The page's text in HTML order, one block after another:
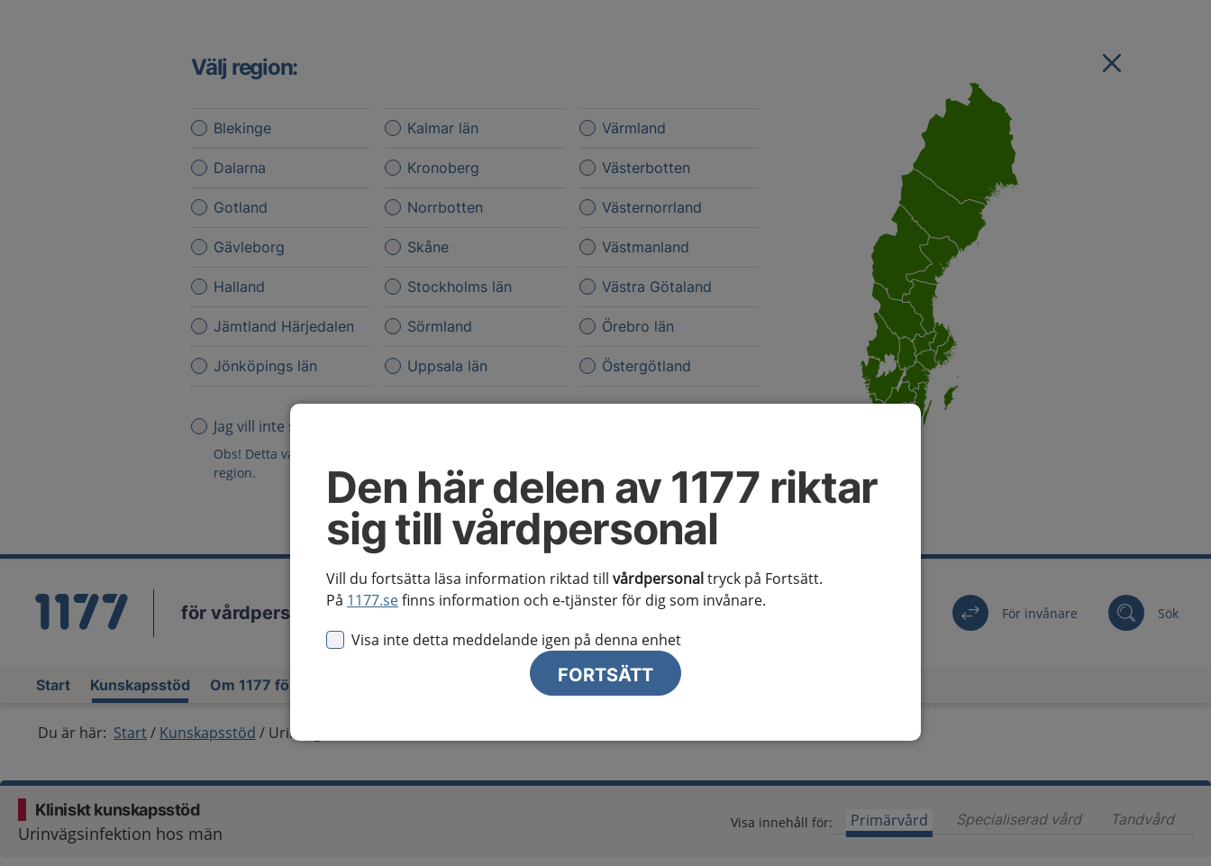
Den här delen av 1177 riktar
sig till vårdpersonal
Vill du fortsätta läsa information riktad till vårdpersonaltryck på Fortsätt.
På 1177.sefinns information och e-tjänster för dig som invånare.
Visa inte detta meddelande igen på denna enhet
FORTSÄTT
Välj region:
Blekinge
Dalarna
Gotland
Gävleborg
Halland
Jämtland Härjedalen
Jönköpings län
Kalmar län
Kronoberg
Norrbotten
Skåne
Stockholms län
Sörmland
Uppsala län
Värmland
Västerbotten
Västernorrland
Västmanland
Västra Götaland
Örebro län
Östergötland
Jag vill inte se någon regional information
Obs! Detta val innebär att du inte ser regionalt innehåll och viktig information som gäller just din
region.
för vårdpersonal Välj region För invånare Sök
Start Kunskapsstöd Om 1177 för vårdpersonal
Du är här: Start Kunskapsstöd Urinvägsinfektion hos män
Kliniskt kunskapsstöd
Urinvägsinfektion hos män
Visa innehåll för: Primärvård Specialiserad vårdInnehåll för
Tandvård